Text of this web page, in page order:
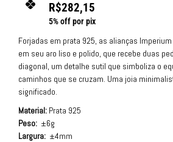
R$282,15
5% off por pix
Forjadas em prata 925, as alianças
em seu aro liso e polido, que recebe duas
diagonal, um detalhe sutil que simboliza o
caminhos que se cruzam. Uma joia
significado.
Material: Prata 925
Peso: ±6g
Largura: ±4mm